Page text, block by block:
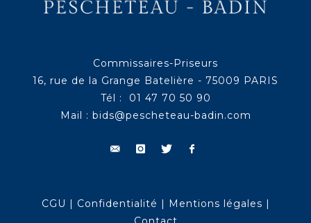
Commissaires-Priseurs
16, rue de la Grange Batelière - 75009 PARIS
Tél : 01 47 70 50 90
Mail : bids@pescheteau-badin.com
CGU | Confidentialité | Mentions légales |